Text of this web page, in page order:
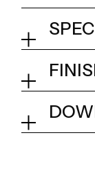
01Q -
Tech